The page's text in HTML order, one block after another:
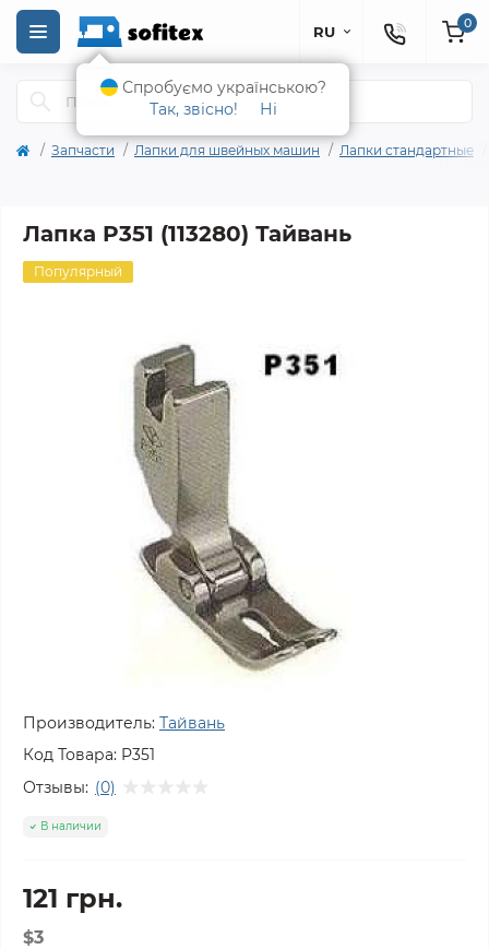
RU 0
Запчасти Лапки для швейных машин Лапки стандартные
Лапка P351 (113280) Тайвань
Популярный
Производитель: Тайвань
Код Товара: P351
Отзывы: (0)
В наличии
121 грн.
$3
Спробуємо українською?
Так, звісно!
Ні